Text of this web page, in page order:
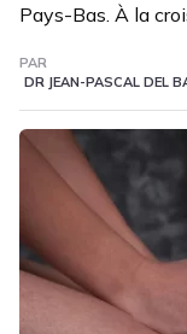
Pays-Bas. À la
PAR
DR JEAN-PASCAL DEL